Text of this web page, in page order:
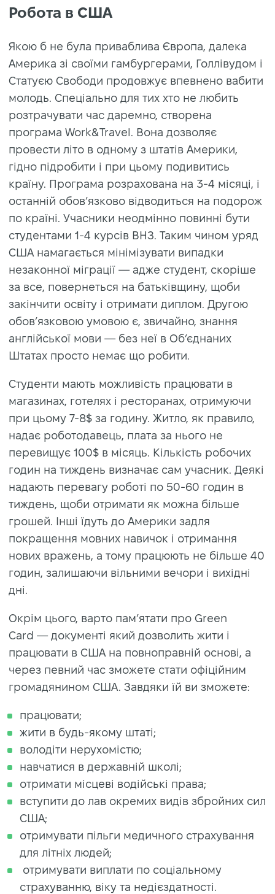
Робота в США
Якою б не була приваблива Європа, далека
Америка зі своїми гамбургерами, Голлівудом і
Статуєю Свободи продовжує впевнено вабити
молодь. Спеціально для тих хто не любить
розтрачувати час даремно, створена
програма Work&Travel. Вона дозволяє
провести літо в одному з штатів Америки,
гідно підробити і при цьому подивитись
країну. Програма розрахована на 3-4 місяці, і
останній обов’язково відводиться на подорож
по країні. Учасники неодмінно повинні бути
студентами 1-4 курсів ВНЗ. Таким чином уряд
США намагається мінімізувати випадки
незаконної міграції — адже студент, скоріше
за все, повернеться на батьківщину, щоби
закінчити освіту і отримати диплом. Другою
обов’язковою умовою є, звичайно, знання
англійської мови — без неї в Об’єднаних
Штатах просто немає що робити.
Студенти мають можливість працювати в
магазинах, готелях і ресторанах, отримуючи
при цьому 7-8$ за годину. Житло, як правило,
надає роботодавець, плата за нього не
перевищує 100$ в місяць. Кількість робочих
годин на тиждень визначає сам учасник. Деякі
надають перевагу роботі по 50-60 годин в
тиждень, щоби отримати як можна більше
грошей. Інші їдуть до Америки задля
покращення мовних навичок і отримання
нових вражень, а тому працюють не більше 40
годин, залишаючи вільними вечори і вихідні
дні.
Окрім цього, варто пам’ятати про Green
Card — документі який дозволить жити і
працювати в США на повноправній основі, а
через певний час зможете стати офіційним
громадянином США. Завдяки їй ви зможете:
працювати;
жити в будь-якому штаті;
володіти нерухомістю;
навчатися в державній школі;
отримати місцеві водійські права;
вступити до лав окремих видів збройних сил
США;
отримувати пільги медичного страхування
для літніх людей;
отримувати виплати по соціальному
страхуванню, віку та недієздатності.